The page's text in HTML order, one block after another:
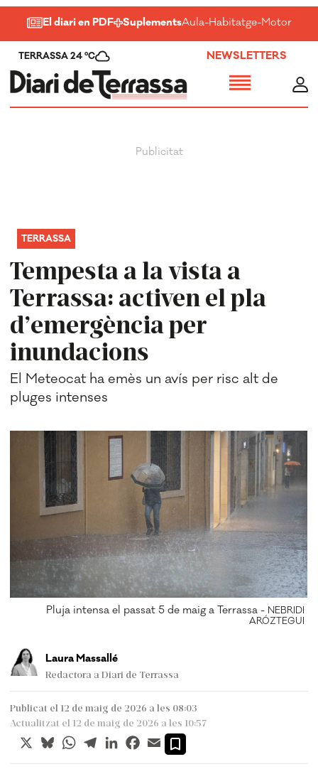
El diari en PDF SuplementsAula-Habitatge-Motor-
TERRASSA 24 ºC NEWSLETTERS
Tempesta a la vista a
Terrassa: activen el pla
d’emergència per
inundacions
TERRASSA
El Meteocat ha emès un avís per risc alt de
pluges intenses
Pluja intensa el passat 5 de maig a Terrassa - NEBRIDI
ARÓZTEGUI
Laura Massallé
Redactora a Diari de Terrassa
Publicat el 12 de maig de 2026 a les 08:03
Actualitzat el 12 de maig de 2026 a les 10:57
X BlueskyWhatsApp
TelegramLinkedInFacebook
Email